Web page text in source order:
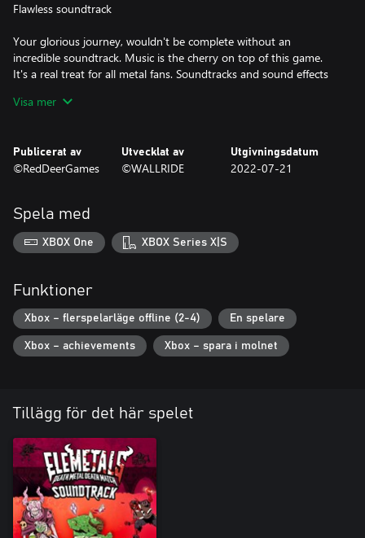
Flawless soundtrack
Your glorious journey, wouldn't be complete without an
incredible soundtrack. Music is the cherry on top of this game.
It's a real treat for all metal fans. Soundtracks and sound effects
- PILES OF SKIN
- ETERNAL REFLECTION
- BLEEDING BLOOD
- RISING BEEFCORE
- INTO THE MOUTH
- CACOPHONIA
Key features
-30 playable levels
-6 metalheads to chose from
-designed for 2-4 people
-local multiplayer
-cartoony violence
-incredible soundtrack
Visa mer
Publicerat av
©RedDeerGames
Utvecklat av
©WALLRIDE
Utgivningsdatum
2022-07-21
Spela med
XBOX One XBOX Series X|S
Funktioner
Xbox – flerspelarläge offline (2-4) En spelare
Xbox – achievements Xbox – spara i molnet
Tillägg för det här spelet